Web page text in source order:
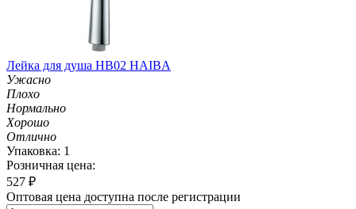
Лейка для душа HB02 HAIBA
Ужасно
Плохо
Нормально
Хорошо
Отлично
Упаковка: 1
Розничная цена:
527 ₽
Оптовая цена доступна после регистрации